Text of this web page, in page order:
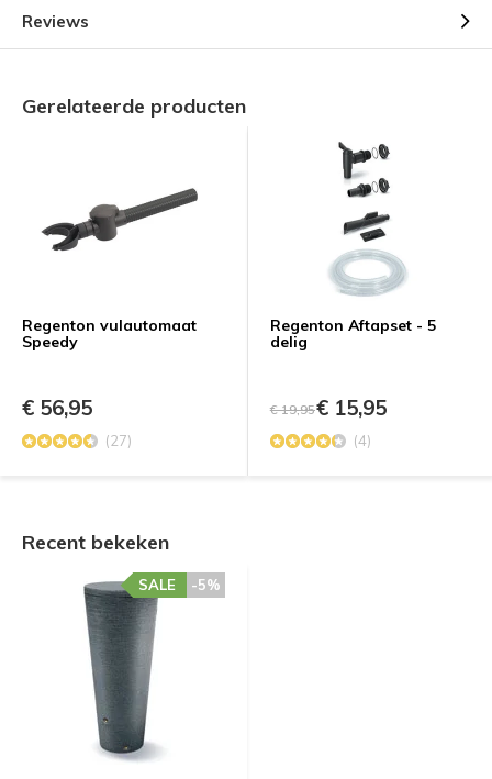
Reviews
Gerelateerde producten
Regenton vulautomaat
Speedy
€ 56,95
(27)
Regenton Aftapset - 5
delig
€ 19,95€ 15,95
(4)
Recent bekeken
-5%
SALE